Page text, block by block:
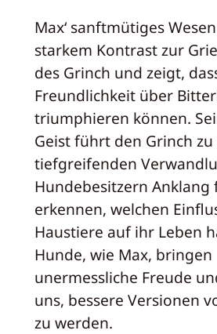
Max‘ sanftmütiges
starkem Kontrast zur
des Grinch und zeigt,
Freundlichkeit über
triumphieren können.
Geist führt den Grinch
tiefgreifenden
Hundebesitzern Anklang
erkennen, welchen
Haustiere auf ihr Leben
Hunde, wie Max, bringen
unermessliche Freude
uns, bessere Versionen
zu werden.